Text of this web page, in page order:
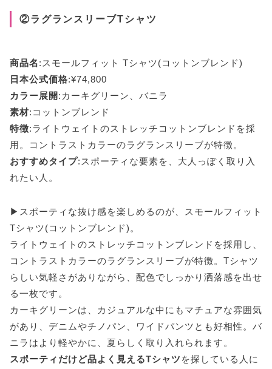
②ラグランスリーブTシャツ
商品名:スモールフィット Tシャツ(コットンブレンド)
日本公式価格:¥74,800
カラー展開 :カーキグリーン、バニラ
素材:コットンブレンド
特徴:ライトウェイトのストレッチコットンブレンドを採
用。コントラストカラーのラグランスリーブが特徴。
おすすめタイプ:スポーティな要素を、大人っぽく取り入
れたい人。
▶スポーティな抜け感を楽しめるのが、スモールフィット
Tシャツ(コットンブレンド)。
ライトウェイトのストレッチコットンブレンドを採用し、
コントラストカラーのラグランスリーブが特徴。Tシャツ
らしい気軽さがありながら、配色でしっかり洒落感を出せ
る一枚です。
カーキグリーンは、カジュアルな中にもマチュアな雰囲気
があり、デニムやチノパン、ワイドパンツとも好相性。バ
ニラはより軽やかに、夏らしく取り入れられます。
スポーティだけど品よく見えるTシャツ を探している人に